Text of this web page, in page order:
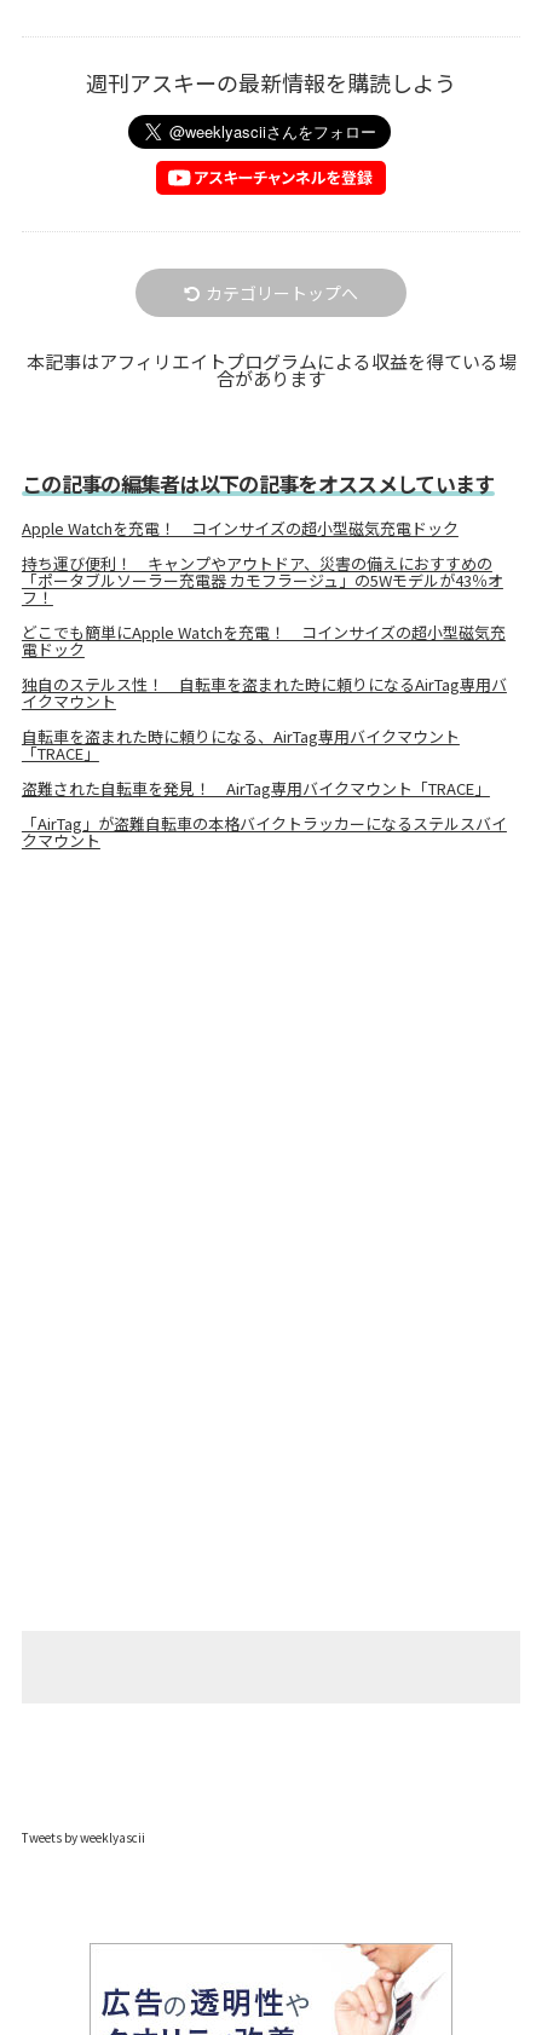
週刊アスキーの最新情報を購読しよう
カテゴリートップへ
本記事はアフィリエイトプログラムによる収益を得ている場
合があります
この記事の編集者は以下の記事をオススメしています
Apple Watchを充電！ コインサイズの超小型磁気充電ドック
持ち運び便利！ キャンプやアウトドア、災害の備えにおすすめの
「ポータブルソーラー充電器 カモフラージュ」の5Wモデルが43％オ
フ！
どこでも簡単にApple Watchを充電！ コインサイズの超小型磁気充
電ドック
独自のステルス性！ 自転車を盗まれた時に頼りになるAirTag専用バ
イクマウント
自転車を盗まれた時に頼りになる、AirTag専用バイクマウント
「TRACE」
盗難された自転車を発見！ AirTag専用バイクマウント「TRACE」
「AirTag」が盗難自転車の本格バイクトラッカーになるステルスバイ
クマウント
Tweets by weeklyascii